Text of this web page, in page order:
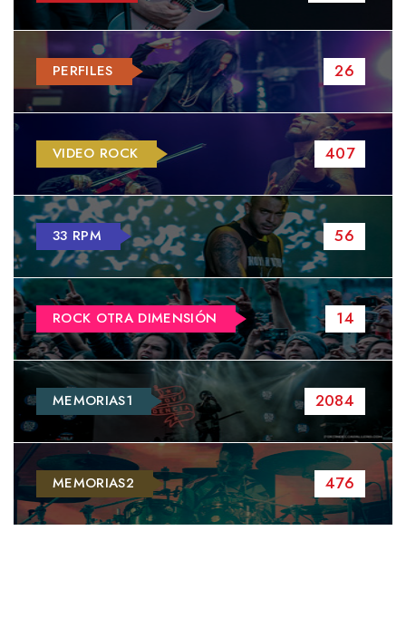
PERFILES 26
VIDEO ROCK 407
33 RPM 56
ROCK OTRA DIMENSIÓN 14
MEMORIAS1 2084
MEMORIAS2 476